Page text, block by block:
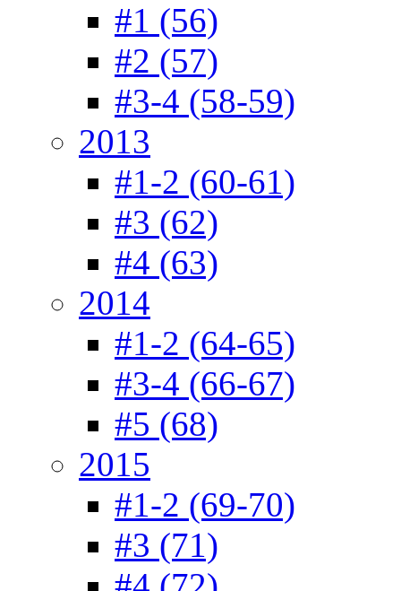
#1 (56)
#2 (57)
#3-4 (58-59)
2013
#1-2 (60-61)
#3 (62)
#4 (63)
2014
#1-2 (64-65)
#3-4 (66-67)
#5 (68)
2015
#1-2 (69-70)
#3 (71)